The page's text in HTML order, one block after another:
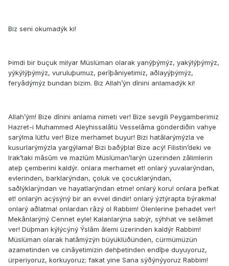
Biz seni okumadýk ki!
Þimdi bir buçuk milyar Müslüman olarak yanýþýmýz, yakýlýþýmýz,
yýkýlýþýmýz, vuruluþumuz, perîþâniyetimiz, aðlayýþýmýz,
feryâdýmýz bundan bizim. Biz Allah’ýn dînini anlamadýk ki!
Allah’ým! Bize dînini anlama nimeti ver! Bize sevgili Peygamberimiz
Hazret-i Muhammed Aleyhissalâtü Vesselâma gönderdiðin vahye
sarýlma lütfu ver! Bize merhamet buyur! Bizi hatâlarýmýzla ve
kusurlarýmýzla yargýlama! Bizi baðýþla! Bize acý! Filistin’deki ve
Irak’taki mâsûm ve mazlûm Müslüman’larýn üzerinden zâlimlerin
ateþ çemberini kaldýr. o­nlara merhamet et! o­nlarý yuvalarýndan,
evlerinden, barklarýndan, çoluk ve çocuklarýndan,
saðlýklarýndan ve hayatlarýndan etme! o­nlarý koru! o­nlara þefkat
et! o­nlarýn acýsýný bir an evvel dindir! o­nlarý ýztýrapta býrakma!
o­nlarý aðlatma! o­nlardan râzý ol Rabbim! Ölenlerine þehadet ver!
Mekânlarýný Cennet eyle! Kalanlarýna sabýr, sýhhat ve selâmet
ver! Düþman kýlýcýný Ýslâm âlemi üzerinden kaldýr Rabbim!
Müslüman olarak hatâmýzýn büyüklüðünden, cürmümüzün
azametinden ve cinâyetimizin dehþetinden endîþe duyuyoruz,
ürperiyoruz, korkuyoruz; fakat yine Sana sýðýnýyoruz Rabbim!